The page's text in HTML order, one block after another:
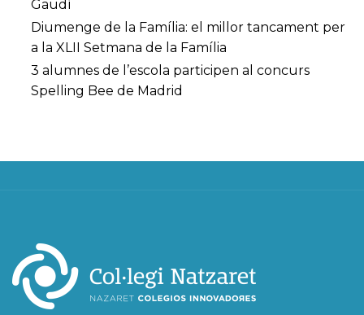
Gaudí
Diumenge de la Família: el millor tancament per
a la XLII Setmana de la Família
3 alumnes de l’escola participen al concurs
Spelling Bee de Madrid